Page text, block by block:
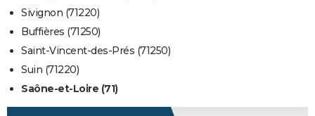
Sivignon (71220)
Buffières (71250)
Saint-Vincent-des-Prés (71250)
Suin (71220)
Saône-et-Loire (71)